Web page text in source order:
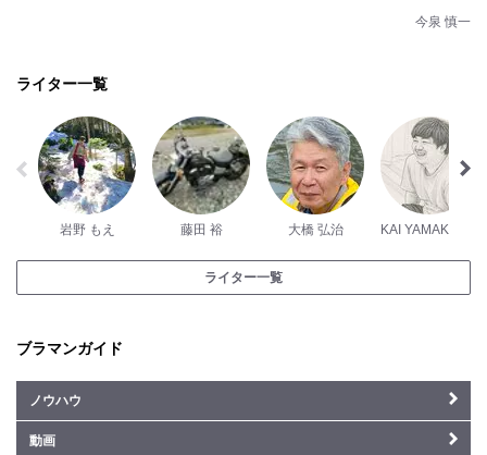
今泉 慎一
ライター一覧
岩野 もえ 藤田 裕 大橋 弘治 KAI YAMAKAWA
ライター一覧
ブラマンガイド
ノウハウ
動画